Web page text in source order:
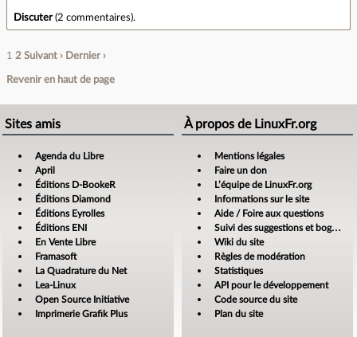
Discuter(2 commentaires).
1 2 Suivant › Dernier ›
Revenir en haut de page
Sites amis
Agenda du Libre
April
Éditions D-BookeR
Éditions Diamond
Éditions Eyrolles
Éditions ENI
En Vente Libre
Framasoft
La Quadrature du Net
Lea-Linux
Open Source Initiative
Imprimerie Grafik Plus
À propos de LinuxFr.org
Mentions légales
Faire un don
L’équipe de LinuxFr.org
Informations sur le site
Aide / Foire aux questions
Suivi des suggestions et bogues
Wiki du site
Règles de modération
Statistiques
API pour le développement
Code source du site
Plan du site